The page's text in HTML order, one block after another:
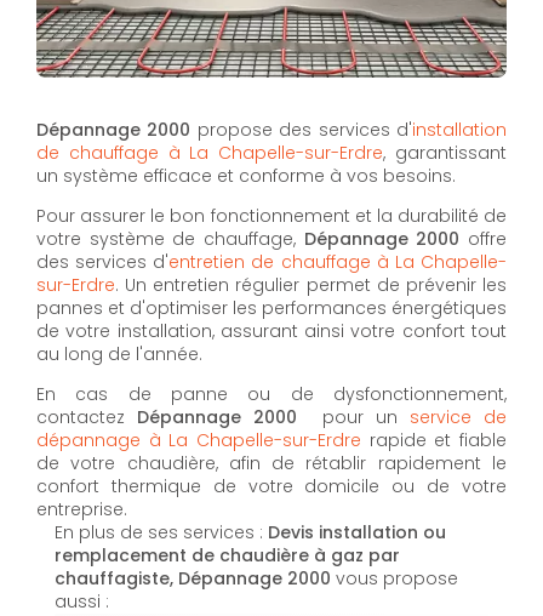
Dépannage 2000 propose des services d'installation
de chauffage à La Chapelle-sur-Erdre, garantissant
un système efficace et conforme à vos besoins.
Pour assurer le bon fonctionnement et la durabilité de
votre système de chauffage, Dépannage 2000 offre
des services d'entretien de chauffage à La Chapelle-
sur-Erdre. Un entretien régulier permet de prévenir les
pannes et d'optimiser les performances énergétiques
de votre installation, assurant ainsi votre confort tout
au long de l'année.
En cas de panne ou de dysfonctionnement,
contactez Dépannage 2000 pour un service de
dépannage à La Chapelle-sur-Erdre rapide et fiable
de votre chaudière, afin de rétablir rapidement le
confort thermique de votre domicile ou de votre
entreprise.
En plus de ses services : Devis installation ou
remplacement de chaudière à gaz par
chauffagiste, Dépannage 2000 vous propose
aussi :